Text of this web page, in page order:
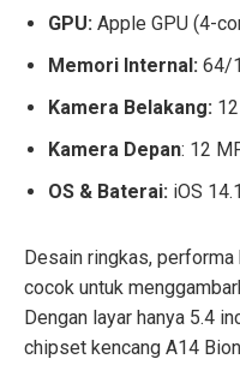
GPU: Apple GPU (4-
Memori Internal: 64/
Kamera Belakang:
Kamera Depan: 12
OS & Baterai: iOS
Desain ringkas,
cocok untuk
Dengan layar hanya 5.4
chipset kencang A14